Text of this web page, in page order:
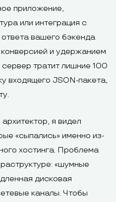
приложение,
или интеграция с
вашего бэкенда
и удержанием
тратит лишние 100
входящего JSON-пакета,
я видел
«сыпались» именно из-
хостинга. Проблема
«шумные
дисковая
каналы. Чтобы